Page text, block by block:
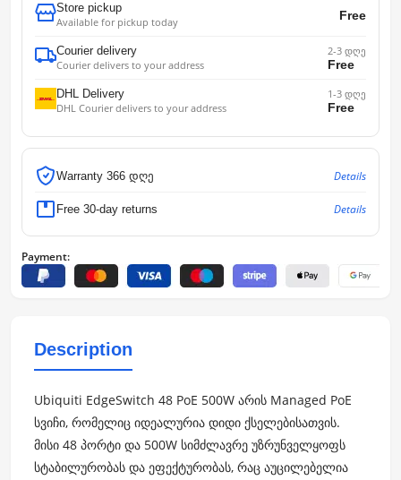
Store pickup
Available for pickup today
Free
Courier delivery
Courier delivers to your address
2-3 დღე
Free
DHL Delivery
DHL Courier delivers to your address
1-3 დღე
Free
Warranty 366 დღე Details
Free 30-day returns Details
Payment:
Description
Ubiquiti EdgeSwitch 48 PoE 500W არის Managed PoE
სვიჩი, რომელიც იდეალურია დიდი ქსელებისათვის.
მისი 48 პორტი და 500W სიმძლავრე უზრუნველყოფს
სტაბილურობას და ეფექტურობას, რაც აუცილებელია